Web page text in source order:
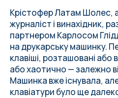
Крістофер Латам Шолес,
журналіст і винахідник,
партнером Карлосом
на друкарську машинку.
клавіші, розташовані або
або хаотично — залежно
Машинка вже існувала,
клавіатури було ще